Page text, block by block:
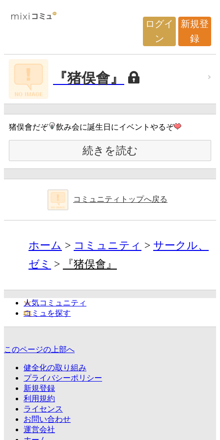
ログイ
ン
新規登
録
『猪俣會』
猪俣會だぞ 飲み会に誕生日にイベントやるぞ
続きを読む
コミュニティトップへ戻る
ホーム コミュニティ
サークル、
ゼミ
『猪俣會』
人気コミュニティ
コミュを探す
このページの上部へ
健全化の取り組み
プライバシーポリシー
新規登録
利用規約
ライセンス
お問い合わせ
運営会社